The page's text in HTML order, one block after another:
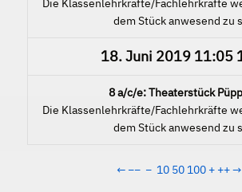
Die Klassenlehrkräfte/Fachlehrkräfte
dem Stück anwesend zu
18. Juni 201911:05
8 a/c/e: Theaterstück
Die Klassenlehrkräfte/Fachlehrkräfte
dem Stück anwesend zu
← −− − 10 50 100 + ++→